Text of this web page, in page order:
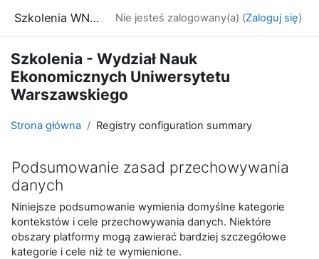
Szkolenia WNE UW Nie jesteś zalogowany(a) (Zaloguj się)
Szkolenia - Wydział Nauk
Ekonomicznych Uniwersytetu
Warszawskiego
Strona główna Registry configuration summary
Podsumowanie zasad przechowywania
danych
Niniejsze podsumowanie wymienia domyślne kategorie
kontekstów i cele przechowywania danych. Niektóre
obszary platformy mogą zawierać bardziej szczegółowe
kategorie i cele niż te wymienione.